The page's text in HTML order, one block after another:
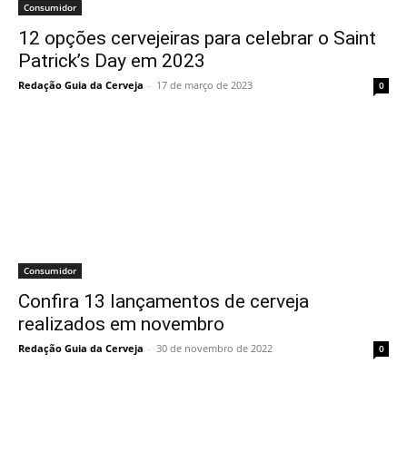
Consumidor
12 opções cervejeiras para celebrar o Saint
Patrick’s Day em 2023
Redação Guia da Cerveja - 17 de março de 2023 0
Consumidor
Confira 13 lançamentos de cerveja
realizados em novembro
Redação Guia da Cerveja - 30 de novembro de 2022 0